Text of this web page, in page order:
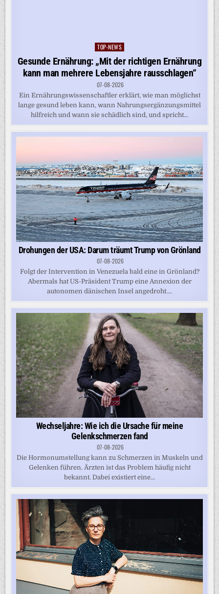
Posted
in
TOP-NEWS
Gesunde Ernährung: „Mit der richtigen Ernährung
kann man mehrere Lebensjahre rausschlagen“
07-08-2026
Ein Ernährungswissenschaftler erklärt, wie man möglichst
lange gesund leben kann, wann Nahrungsergänzungsmittel
hilfreich und wann sie schädlich sind, und spricht...
Drohungen der USA: Darum träumt Trump von Grönland
07-08-2026
Folgt der Intervention in Venezuela bald eine in Grönland?
Abermals hat US-Präsident Trump eine Annexion der
autonomen dänischen Insel angedroht....
Wechseljahre: Wie ich die Ursache für meine
Gelenkschmerzen fand
07-08-2026
Die Hormonumstellung kann zu Schmerzen in Muskeln und
Gelenken führen. Ärzten ist das Problem häufig nicht
bekannt. Dabei existiert eine...